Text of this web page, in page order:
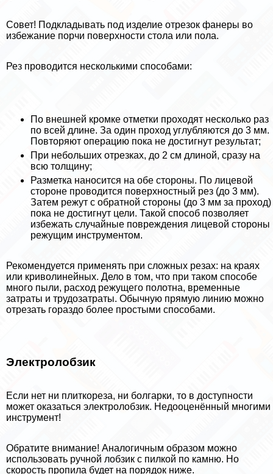
Совет! Подкладывать под изделие отрезок фанеры во
избежание порчи поверхности стола или пола.
Рез проводится несколькими способами:
По внешней кромке отметки проходят несколько раз
по всей длине. За один проход углубляются до 3 мм.
Повторяют операцию пока не достигнут результат;
При небольших отрезках, до 2 см длиной, сразу на
всю толщину;
Разметка наносится на обе стороны. По лицевой
стороне проводится поверхностный рез (до 3 мм).
Затем режут с обратной стороны (до 3 мм за проход)
пока не достигнут цели. Такой способ позволяет
избежать случайные повреждения лицевой стороны
режущим инструментом.
Рекомендуется применять при сложных резах: на краях
или криволинейных. Дело в том, что при таком способе
много пыли, расход режущего полотна, временные
затраты и трудозатраты. Обычную прямую линию можно
отрезать гораздо более простыми способами.
Электролобзик
Если нет ни плиткореза, ни болгарки, то в доступности
может оказаться электролобзик. Недооценённый многими
инструмент!
Обратите внимание! Аналогичным образом можно
использовать ручной лобзик с пилкой по камню. Но
скорость пропила будет на порядок ниже.